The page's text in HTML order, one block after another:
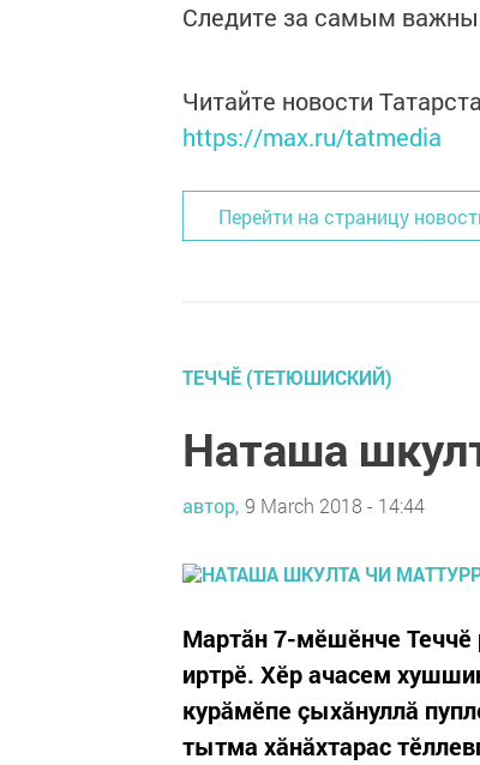
Следите за самым
Читайте новости
https://max.ru/tatmedia
Перейти на страницу
ТЕЧЧӖ (ТЕТЮШИСКИЙ)
Наташа
автор, 9 March 2018 - 14:44
Мартăн 7-мĕшĕнче Теччĕ
иртрĕ. Хĕр ачасем
курăмĕпе çыхăнуллă
тытма хăнăхтарас